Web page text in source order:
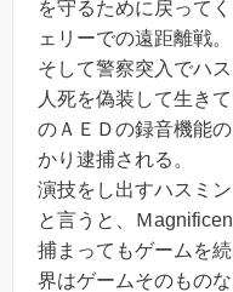
を守るために戻って
ェリーでの遠距離戦。
そして警察突入でハ
人死を偽装して生き
のＡＥＤの録音機能
かり逮捕される。
演技をし出すハスミ
と言うと、Ｍ
捕まってもゲームを
界はゲームそのものな